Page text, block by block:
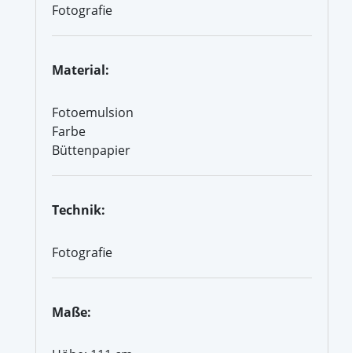
Fotografie
Material:
Fotoemulsion
Farbe
Büttenpapier
Technik:
Fotografie
Maße: